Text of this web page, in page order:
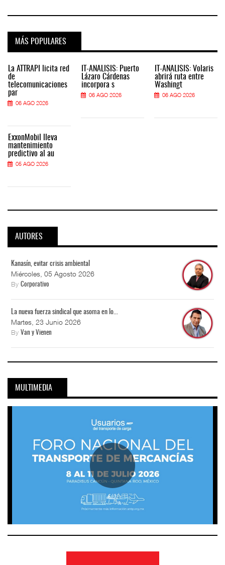
MÁS POPULARES
La ATTRAPI licita red
de
telecomunicaciones
par
06 AGO 2026
ExxonMobil lleva
mantenimiento
predictivo al au
05 AGO 2026
IT-ANÁLISIS: Puerto
Lázaro Cárdenas
incorpora s
06 AGO 2026
IT-ANÁLISIS: Volaris
abrirá ruta entre
Washingt
06 AGO 2026
AUTORES
Kanasín, evitar crisis ambiental
Miércoles, 05 Agosto 2026
By Corporativo
La nueva fuerza sindical que asoma en lo...
Martes, 23 Junio 2026
By Van y Vienen
MULTIMEDIA